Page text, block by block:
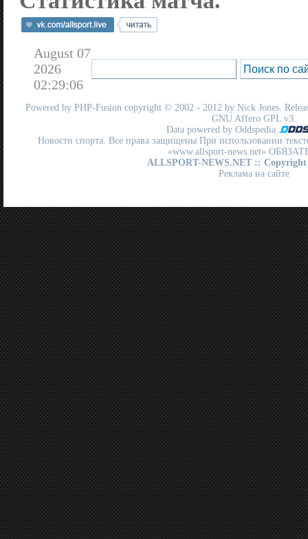
August 07
2026
02:29:06
Powered by PHP-Fusion copyright © 2002 - 2012 by Nick Jones.
GNU Affero GPL v3.
Data powered by Oddspedia
Новости спорта. Все права защищены При использовании
«www.allsport-news.net»
ALLSPORT-NEWS.NET :: Copyright
Реклама на сайте